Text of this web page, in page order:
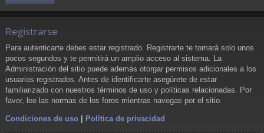
Registrarse
Para autenticarte debes estar registrado. Registrarte te tomará solo unos
pocos segundos y te permitirá un amplio acceso al sistema. La
Administración del sitio puede además otorgar permisos adicionales a los
usuarios registrados. Antes de identificarte asegúrete de estar
familiarizado con nuestros términos de uso y políticas relacionadas. Por
favor, lee las normas de los foros mientras navegas por el sitio.
Condiciones de uso Política de privacidad